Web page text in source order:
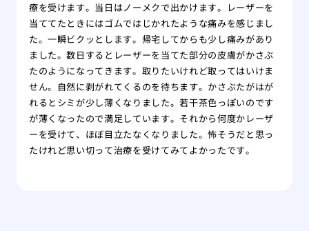
療を受けます。当日はノーメクで出かけます。レーザーを
当ててたときにはゴムではじかれたような痛みを感じまし
た。一瞬ビクッとします。帰宅してからも少し痛みがあり
ました。数日するとレーザーを当てた部分の皮膚がかさぶ
たのようになってきます。取りたいけれど取ってはいけま
せん。自然に剥がれてくるのを待ちます。かさぶたがはが
れるとシミが少し薄くなりました。若干茶色っぽいのです
が薄くなったので満足しています。それから何度かレーザ
ーを受けて、ほぼ目立たなくなりました。怖そうだと思っ
たけれど思い切って治療を受けてみてよかったです。